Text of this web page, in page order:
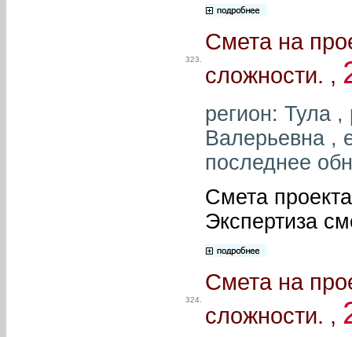
323.
Смета на
сложности. ,
регион: Тула
Валерьевна ,
последнее
Смета
Экспертиза
324.
Смета на
сложности. ,